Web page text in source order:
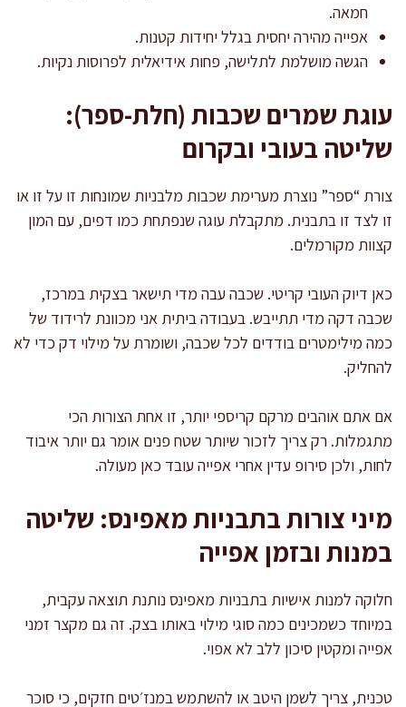
חמאה.
אפייה מהירה יחסית בגלל יחידות קטנות.
הגשה מושלמת לתלישה, פחות אידיאלית לפרוסות נקיות.
עוגת שמרים שכבות (חלת-ספר):
שליטה בעובי ובקרום
צורת “ספר” נוצרת מערימת שכבות מלבניות שמונחות זו על זו או
זו לצד זו בתבנית. מתקבלת עוגה שנפתחת כמו דפים, עם המון
קצוות מקורמלים.
כאן דיוק העובי קריטי. שכבה עבה מדי תישאר בצקית במרכז,
שכבה דקה מדי תתייבש. בעבודה ביתית אני מכוונת לרידוד של
כמה מילימטרים בודדים לכל שכבה, ושומרת על מילוי דק כדי לא
להחליק.
אם אתם אוהבים מרקם קריספי יותר, זו אחת הצורות הכי
מתגמלות. רק צריך לזכור שיותר שטח פנים אומר גם יותר איבוד
לחות, ולכן סירופ עדין אחרי אפייה עובד כאן מעולה.
מיני צורות בתבניות מאפינס: שליטה
במנות ובזמן אפייה
חלוקה למנות אישיות בתבניות מאפינס נותנת תוצאה עקבית,
במיוחד כשמכינים כמה סוגי מילוי באותו בצק. זה גם מקצר זמני
אפייה ומקטין סיכון ללב לא אפוי.
טכנית, צריך לשמן היטב או להשתמש במנז׳טים חזקים, כי סוכר